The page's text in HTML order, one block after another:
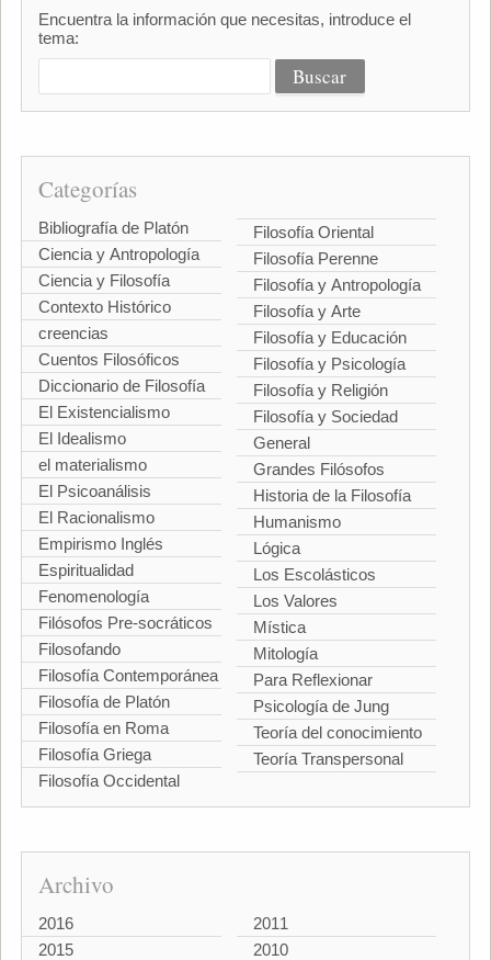
Encuentra la información que necesitas, introduce el
tema:
Categorías
Bibliografía de Platón
Ciencia y Antropología
Ciencia y Filosofía
Contexto Histórico
creencias
Cuentos Filosóficos
Diccionario de Filosofía
El Existencialismo
El Idealismo
el materialismo
El Psicoanálisis
El Racionalismo
Empirismo Inglés
Espiritualidad
Fenomenología
Filósofos Pre-socráticos
Filosofando
Filosofía Contemporánea
Filosofía de Platón
Filosofía en Roma
Filosofía Griega
Filosofía Occidental
Filosofía Oriental
Filosofía Perenne
Filosofía y Antropología
Filosofía y Arte
Filosofía y Educación
Filosofía y Psicología
Filosofía y Religión
Filosofía y Sociedad
General
Grandes Filósofos
Historia de la Filosofía
Humanismo
Lógica
Los Escolásticos
Los Valores
Mística
Mitología
Para Reflexionar
Psicología de Jung
Teoría del conocimiento
Teoría Transpersonal
Archivo
2016
2015
2011
2010